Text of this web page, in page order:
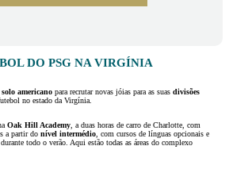
DO PSG NA VIRGÍNIA
solo americano para recrutar novas jóias para as suas divisões
no estado da Virgínia.
Oak Hill Academy , a duas horas de carro de Charlotte, com
a partir do nível intermédio , com cursos de línguas opcionais e
todo o verão. Aqui estão todas as áreas do complexo